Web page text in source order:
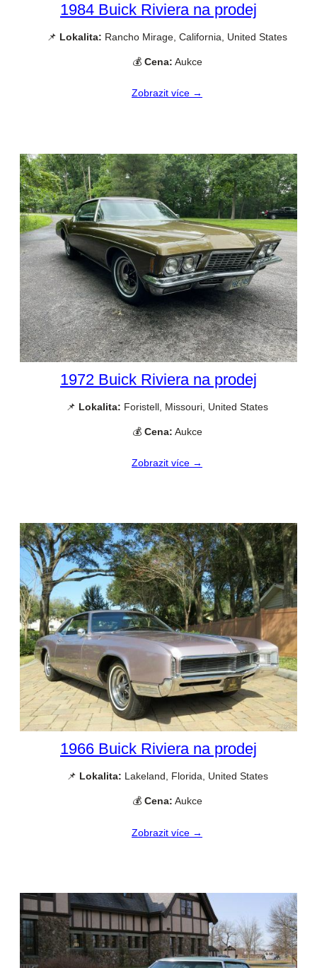
1984 Buick Riviera na prodej
📌 Lokalita: Rancho Mirage, California, United States
💰 Cena: Aukce
Zobrazit více →
1972 Buick Riviera na prodej
📌 Lokalita: Foristell, Missouri, United States
💰 Cena: Aukce
Zobrazit více →
1966 Buick Riviera na prodej
📌 Lokalita: Lakeland, Florida, United States
💰 Cena: Aukce
Zobrazit více →